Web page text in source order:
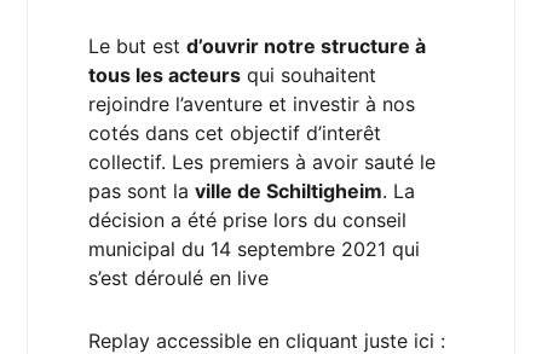
Le but est d’ouvrir notre structure à
tous les acteurs qui souhaitent
rejoindre l’aventure et investir à nos
cotés dans cet objectif d’interêt
collectif. Les premiers à avoir sauté le
pas sont la ville de Schiltigheim. La
décision a été prise lors du conseil
municipal du 14 septembre 2021 qui
s’est déroulé en live